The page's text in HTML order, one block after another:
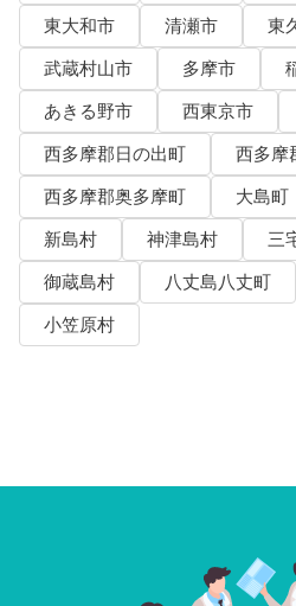
東大和市
清瀬市
東
武蔵村山市
多摩市
あきる野市
西東京市
西多摩郡日の出町
西多摩
西多摩郡奥多摩町
大島町
新島村
神津島村
三
御蔵島村
八丈島八丈町
小笠原村